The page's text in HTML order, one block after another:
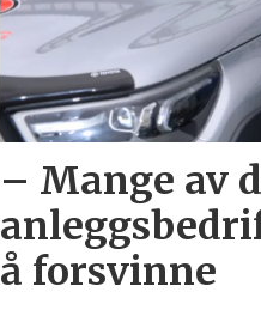
– Mange av
å forsvinne